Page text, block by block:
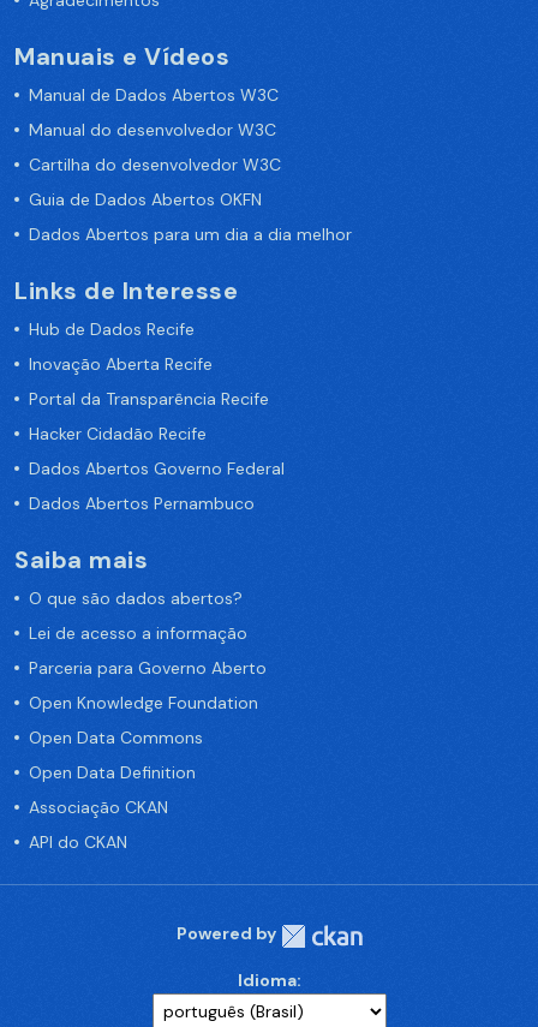
Manuais e Vídeos
Manual de Dados Abertos W3C
Manual do desenvolvedor W3C
Cartilha do desenvolvedor W3C
Guia de Dados Abertos OKFN
Dados Abertos para um dia a dia melhor
Links de Interesse
Hub de Dados Recife
Inovação Aberta Recife
Portal da Transparência Recife
Hacker Cidadão Recife
Dados Abertos Governo Federal
Dados Abertos Pernambuco
Saiba mais
O que são dados abertos?
Lei de acesso a informação
Parceria para Governo Aberto
Open Knowledge Foundation
Open Data Commons
Open Data Definition
Associação CKAN
API do CKAN
Powered by
Idioma